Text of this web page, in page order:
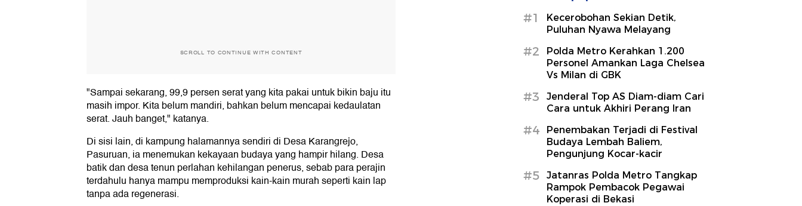
SCROLL TO CONTINUE WITH CONTENT
"Sampai sekarang, 99,9 persen serat yang kita pakai untuk bikin baju itu
masih impor. Kita belum mandiri, bahkan belum mencapai kedaulatan
serat. Jauh banget," katanya.
Di sisi lain, di kampung halamannya sendiri di Desa Karangrejo,
Pasuruan, ia menemukan kekayaan budaya yang hampir hilang. Desa
batik dan desa tenun perlahan kehilangan penerus, sebab para perajin
terdahulu hanya mampu memproduksi kain-kain murah seperti kain lap
tanpa ada regenerasi.
#1
Kecerobohan Sekian Detik,
Puluhan Nyawa Melayang
#2
Polda Metro Kerahkan 1.200
Personel Amankan Laga Chelsea
Vs Milan di GBK
#3
Jenderal Top AS Diam-diam Cari
Cara untuk Akhiri Perang Iran
#4
Penembakan Terjadi di Festival
Budaya Lembah Baliem,
Pengunjung Kocar-kacir
#5
Jatanras Polda Metro Tangkap
Rampok Pembacok Pegawai
Koperasi di Bekasi